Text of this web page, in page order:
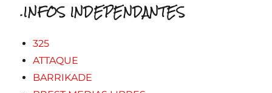
.INFOS INDEPENDANTES
325
ATTAQUE
BARRIKADE